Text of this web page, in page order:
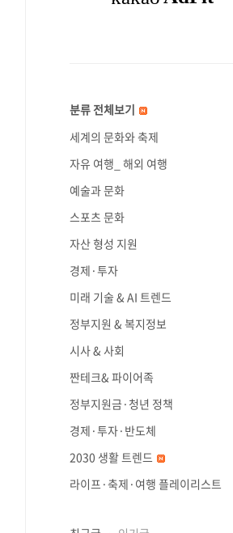
분류 전체보기
세계의 문화와 축제
자유 여행_ 해외 여행
예술과 문화
스포츠 문화
자산 형성 지원
경제·투자
미래 기술 & AI 트렌드
정부지원 & 복지정보
시사 & 사회
짠테크& 파이어족
정부지원금·청년 정책
경제·투자·반도체
2030 생활 트렌드
라이프·축제·여행 플레이리스트